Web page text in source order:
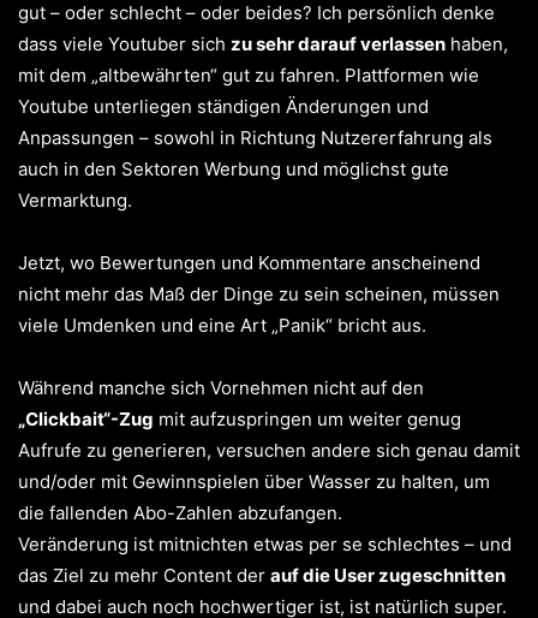
gut – oder schlecht – oder beides? Ich persönlich denke
dass viele Youtuber sich zu sehr darauf verlassen haben,
mit dem „altbewährten“ gut zu fahren. Plattformen wie
Youtube unterliegen ständigen Änderungen und
Anpassungen – sowohl in Richtung Nutzererfahrung als
auch in den Sektoren Werbung und möglichst gute
Vermarktung.
Jetzt, wo Bewertungen und Kommentare anscheinend
nicht mehr das Maß der Dinge zu sein scheinen, müssen
viele Umdenken und eine Art „Panik“ bricht aus.
Während manche sich Vornehmen nicht auf den
„Clickbait“-Zug mit aufzuspringen um weiter genug
Aufrufe zu generieren, versuchen andere sich genau damit
und/oder mit Gewinnspielen über Wasser zu halten, um
die fallenden Abo-Zahlen abzufangen.
Veränderung ist mitnichten etwas per se schlechtes – und
das Ziel zu mehr Content der auf die User zugeschnitten
und dabei auch noch hochwertiger ist, ist natürlich super.